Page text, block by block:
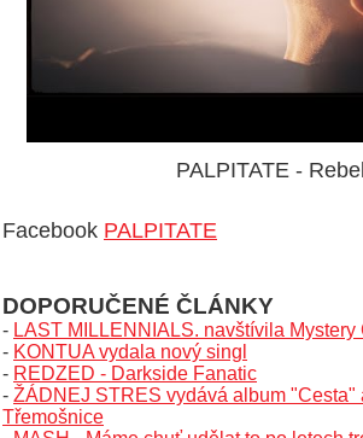
PALPITATE - Rebel
Facebook PALPITATE
DOPORUČENÉ ČLÁNKY
- LAST MILLENNIALS. navštívila Mystery
- KONTUA vydala nový singl
- REDZED - Darkside Fanatic
- ŽÁDNEJ STRES vydává album "Cesta"
Třemošnice